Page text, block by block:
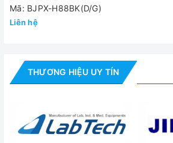
Mã: BJPX-H88BK(D/G)
Liên hệ
THƯƠNG HIỆU UY TÍN